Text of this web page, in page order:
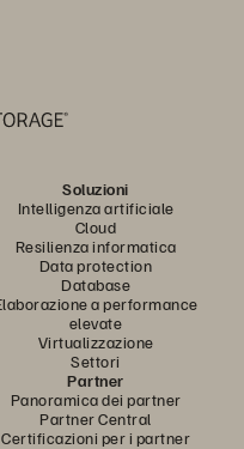
Soluzioni
Intelligenza artificiale
Cloud
Resilienza informatica
Data protection
Database
a performance
elevate
Virtualizzazione
Settori
Partner
Panoramica dei partner
Partner Central
Certificazioni per i partner